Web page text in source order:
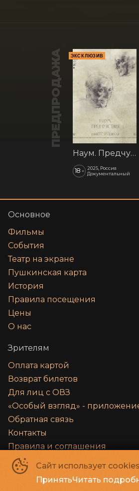
ПРЕДПРОДАЖА ЭКСКЛЮЗИВ
Наум. Предчувствия
18 + 2025, Россия
Документальный
Сайт использует
ПринятьЧитать
Основное
Фильмы
События
Театр на экране
Пушкинская карта
История
Правила посещения
Цены
О нас
Зрителям
Оплата картой
Возврат билетов
Для лиц с ОВЗ
«‎Особый взгляд» -
Обратная связь
Контакты
Правила и соглашения
Санкт-Петербургское